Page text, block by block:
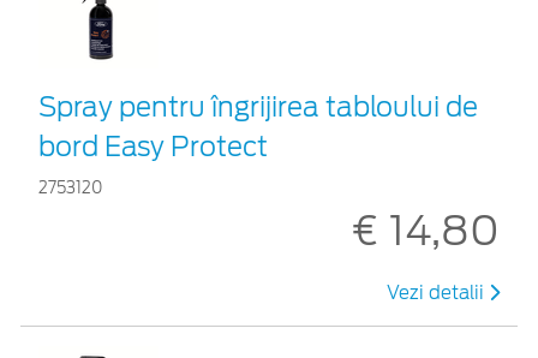
Spray pentru îngrijirea tabloului de
bord Easy Protect
2753120
€ 14,80
Vezi detalii